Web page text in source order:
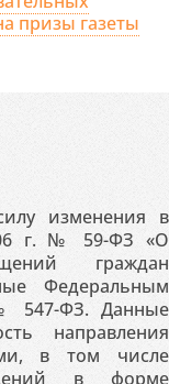
призы газеты
изменения в
г. № 59-ФЗ «О
граждан
Федеральным
547-ФЗ. Данные
направления
в том числе
в форме